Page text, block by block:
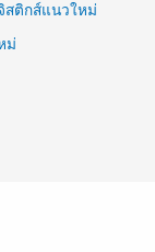
สติกส์แนวใหม่
ม่